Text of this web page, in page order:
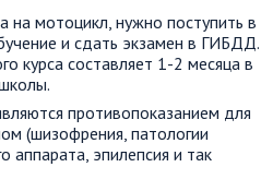
на мотоцикл, нужно поступить в
и сдать экзамен в ГИБДД.
курса составляет 1-2 месяца в
противопоказанием для
(шизофрения, патологии
аппарата, эпилепсия и так